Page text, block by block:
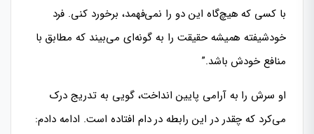
با کسی که هیچ‌گاه این دو را نمی‌فهمد، برخورد کنی. فرد
خودشیفته همیشه حقیقت را به گونه‌ای می‌بیند که مطابق با
منافع خودش باشد.”
او سرش را به آرامی پایین انداخت، گویی به تدریج درک
می‌کرد که چقدر در این رابطه در دام افتاده است. ادامه دادم: